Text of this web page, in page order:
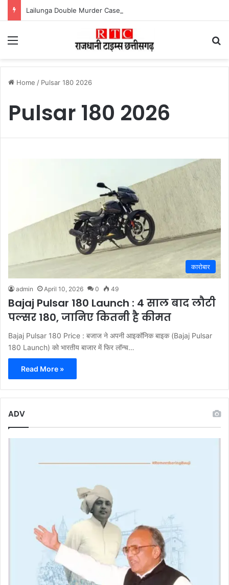
Menu
Home / Pulsar 180 2026
Pulsar 180 2026
कारोबार
admin April 10, 2026 0 49
Bajaj Pulsar 180 Launch : 4 साल बाद लौटी
पल्सर 180, जानिए कितनी है कीमत
Bajaj Pulsar 180 Price : बजाज ने अपनी आइकॉनिक बाइक (Bajaj Pulsar
180 Launch) को भारतीय बाजार में फिर लॉन्च…
Read More »
ADV